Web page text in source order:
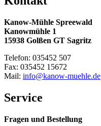
Kanow-Mühle Spreewald
Kanowmühle 1
15938 Golßen GT Sagritz
Telefon: 035452 507
Fax: 035452 15672
Mail: info@kanow-muehle.de
Service
Fragen und Bestellung